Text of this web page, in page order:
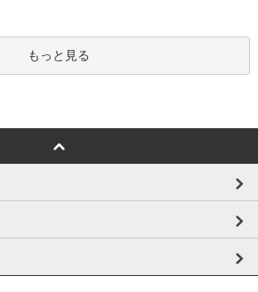
もっと見る